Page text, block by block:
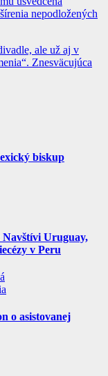
nepodložených
ale už aj v
Znesväcujúca
biskup
Uruguay,
v Peru
o asistovanej